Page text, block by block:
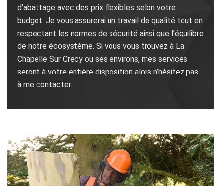
d’abattage avec des prix flexibles selon votre
budget. Je vous assurerai un travail de qualité tout en
respectant les normes de sécurité ainsi que l’équilibre
de notre écosystème. Si vous vous trouvez à La
Chapelle Sur Crecy ou ses environs, mes services
seront à votre entière disposition alors n’hésitez pas
à me contacter.